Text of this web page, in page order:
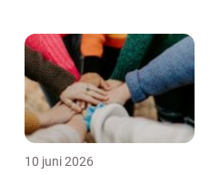
10 juni 2026